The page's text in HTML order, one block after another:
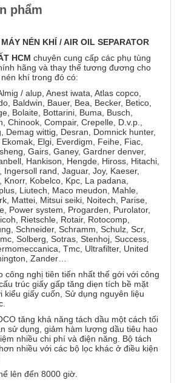
phẩm
NÉN KHÍ / AIR OIL SEPARATOR
HCM chuyên cung cấp các phụ tùng
hãng và thay thế tương đương cho
khí trong đó có:
/ alup, Anest iwata, Atlas copco,
Baldwin, Bauer, Bea, Becker, Betico,
Bolaite, Bottarini, Buma, Busch,
Chinook, Compair, Crepelle, D.v.p.,
Demag wittig, Desran, Domnick hunter,
Elgi, Everdigm, Feihe, Fiac,
Gairs, Ganey, Gardner denver,
Hankison, Hengde, Hiross, Hitachi,
Ingersoll rand, Jaguar, Joy, Kaeser,
Knorr, Kobelco, Kpc, La padana,
Liutech, Maco meudon, Mahle,
Mattei, Mitsui seiki, Noitech, Parise,
Power system, Progarden, Purolator,
Rietschle, Rotair, Rotocomp,
Schneider, Schramm, Schulz, Scr,
Solberg, Sotras, Stenhoj, Success,
Tmc, Ultrafilter, United
Zander…
công nghị tiên tiến nhất thế gới với công
trúc giấy gấp tăng diẹn tích bề mặt
kiểu giấy cuốn, Sử dụng nguyên liệu
tăng khả năng tách dầu một cách tối
sử dụng, giảm hàm lượng dầu tiêu hao
nhiều chi phí và điện năng. Bộ tách
nhiều với các bộ lọc khác ở điều kiện
lên đến 8000 giờ.